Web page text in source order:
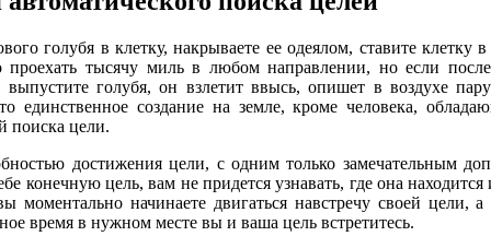
голубя в клетку, накрываете ее одеялом, ставите клетку в
тысячу миль в любом направлении, но если
голубя, он взлетит ввысь, опишет в воздухе
единственное создание на земле, кроме человека,
поиска цели.
достижения цели, с одним только замечательным
конечную цель, вам не придется узнавать, где она
моментально начинаете двигаться навстречу своей цели,
время в нужном месте вы и ваша цель встретитесь.